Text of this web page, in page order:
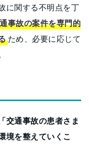
に関する不明点を丁
事故の案件を専門的
ため、必要に応じて
「交通事故の患者さま
境を整えていくこ